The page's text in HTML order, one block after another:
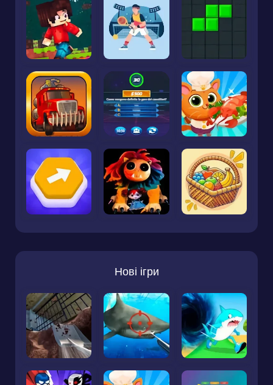
Нові ігри